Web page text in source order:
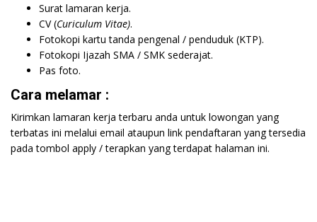
Surat lamaran kerja.
CV (Curiculum Vitae).
Fotokopi kartu tanda pengenal / penduduk (KTP).
Fotokopi Ijazah SMA / SMK sederajat.
Pas foto.
Cara melamar :
Kirimkan lamaran kerja terbaru anda untuk lowongan yang
terbatas ini melalui email ataupun link pendaftaran yang tersedia
pada tombol apply / terapkan yang terdapat halaman ini.